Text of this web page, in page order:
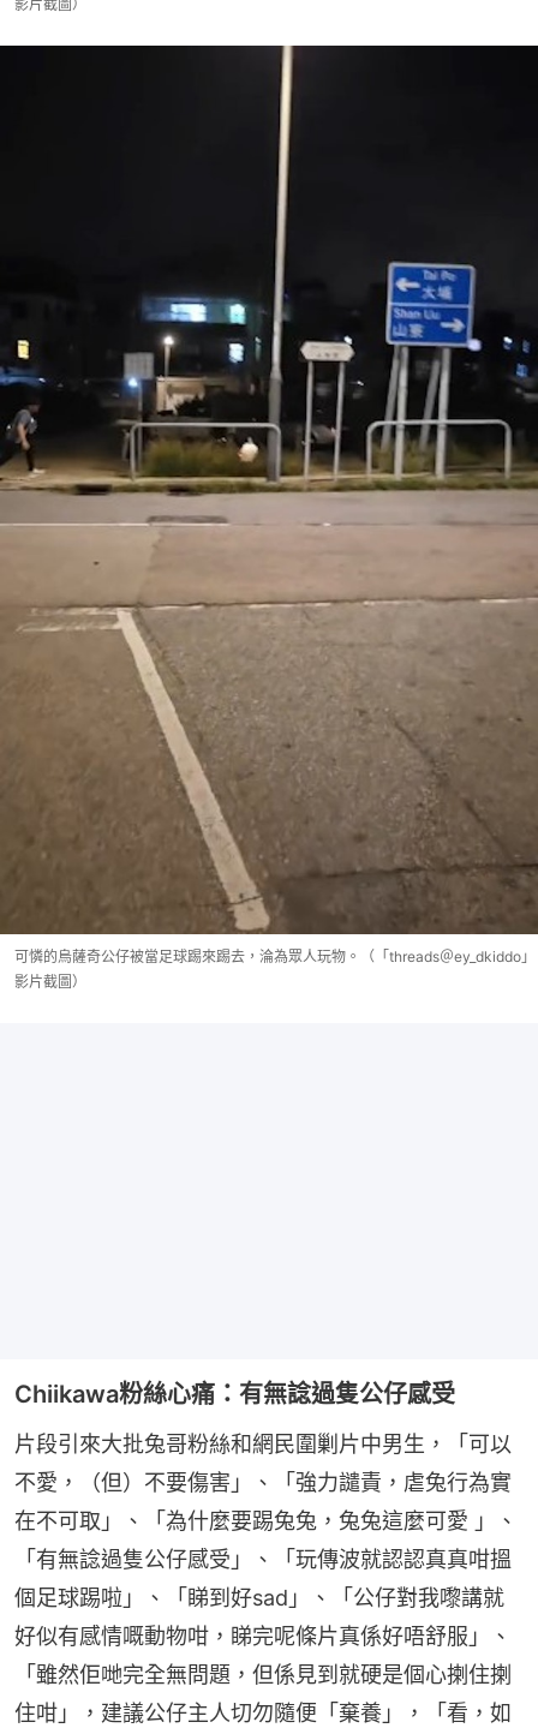
影片截圖）
可憐的烏薩奇公仔被當足球踢來踢去，淪為眾人玩物。（「threads＠ey_dkiddo」
影片截圖）
Chiikawa粉絲心痛：有無諗過隻公仔感受
片段引來大批兔哥粉絲和網民圍剿片中男生，「可以
不愛，（但）不要傷害」、「強力譴責，虐兔行為實
在不可取」、「為什麼要踢兔兔，兔兔這麼可愛 」、
「有無諗過隻公仔感受」、「玩傳波就認認真真咁搵
個足球踢啦」、「睇到好sad」、「公仔對我嚟講就
好似有感情嘅動物咁，睇完呢條片真係好唔舒服」、
「雖然佢哋完全無問題，但係見到就硬是個心揦住揦
住咁」，建議公仔主人切勿隨便「棄養」，「看，如